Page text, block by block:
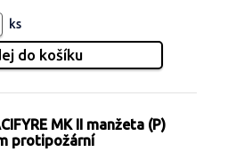
ks
MK II manžeta (P)
protipožární